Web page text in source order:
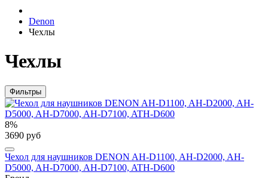
Denon
Чехлы
Чехлы
Фильтры
8%
3690 руб
Чехол для наушников DENON AH-D1100, AH-D2000, AH-
D5000, AH-D7000, AH-D7100, ATH-D600